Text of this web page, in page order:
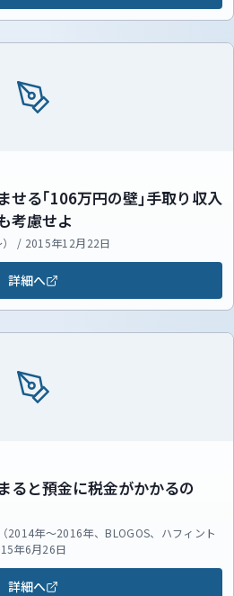
せる｢106万円の壁｣手取り収入
考慮せよ
） / 2015年12月22日
詳細へ
ると預金に税金がかかるの
2014年～2016年、BLOGOS、ハフィント
年6月26日
詳細へ